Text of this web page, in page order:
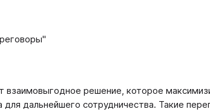
взаимовыгодное решение, которое
дальнейшего сотрудничества. Такие